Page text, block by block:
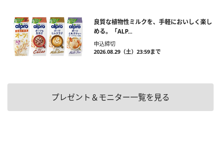
良質な植物性ミルクを、手軽においしく楽し
める。「ALP...
申込締切
2026.08.29（土）23:59まで
プレゼント＆モニター一覧を見る